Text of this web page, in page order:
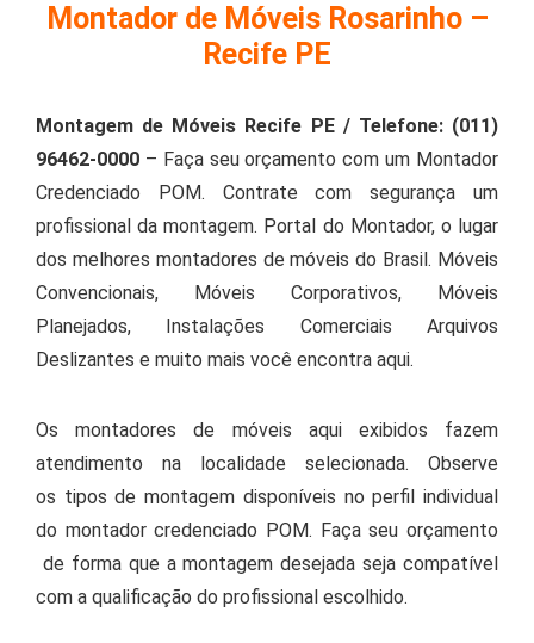
Montador de Móveis Rosarinho –
Recife PE
Montagem de Móveis Recife PE / Telefone: (011)
96462-0000 – Faça seu orçamento com um Montador
Credenciado POM. Contrate com segurança um
profissional da montagem. Portal do Montador, o lugar
dos melhores montadores de móveis do Brasil. Móveis
Convencionais, Móveis Corporativos, Móveis
Planejados, Instalações Comerciais Arquivos
Deslizantes e muito mais você encontra aqui.
Os montadores de móveis aqui exibidos fazem
atendimento na localidade selecionada. Observe
os tipos de montagem disponíveis no perfil individual
do montador credenciado POM. Faça seu orçamento
de forma que a montagem desejada seja compatível
com a qualificação do profissional escolhido.